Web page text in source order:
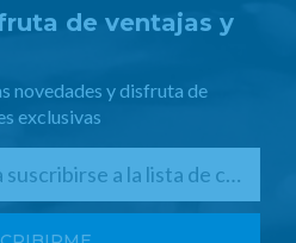
de ventajas y
novedades y disfruta de
exclusivas